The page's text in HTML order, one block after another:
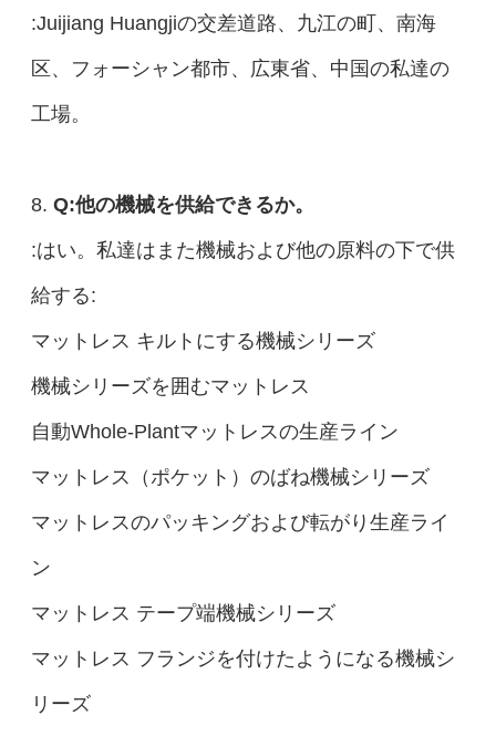
:Juijiang Huangjiの交差道路、九江の町、南海
区、フォーシャン都市、広東省、中国の私達の
工場。
8. Q:他の機械を供給できるか。
:はい。私達はまた機械および他の原料の下で供
給する:
マットレス キルトにする機械シリーズ
機械シリーズを囲むマットレス
自動Whole-Plantマットレスの生産ライン
マットレス（ポケット）のばね機械シリーズ
マットレスのパッキングおよび転がり生産ライ
ン
マットレス テープ端機械シリーズ
マットレス フランジを付けたようになる機械シ
リーズ